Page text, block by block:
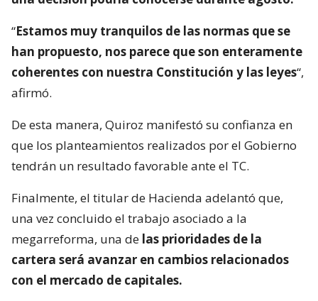
“Estamos muy tranquilos de las normas que se
han propuesto, nos parece que son enteramente
coherentes con nuestra Constitución y las leyes“,
afirmó.
De esta manera, Quiroz manifestó su confianza en
que los planteamientos realizados por el Gobierno
tendrán un resultado favorable ante el TC.
Finalmente, el titular de Hacienda adelantó que,
una vez concluido el trabajo asociado a la
megarreforma, una de las prioridades de la
cartera será avanzar en cambios relacionados
con el mercado de capitales.